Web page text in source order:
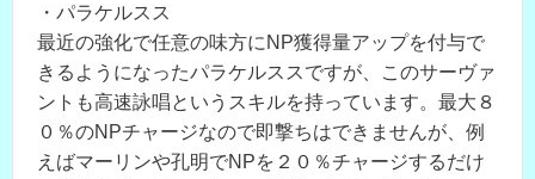
・パラケルスス
最近の強化で任意の味方にNP獲得量アップを付与で
きるようになったパラケルススですが、このサーヴァ
ントも高速詠唱というスキルを持っています。最大８
０％のNPチャージなので即撃ちはできませんが、例
えばマーリンや孔明でNPを２０％チャージするだけ